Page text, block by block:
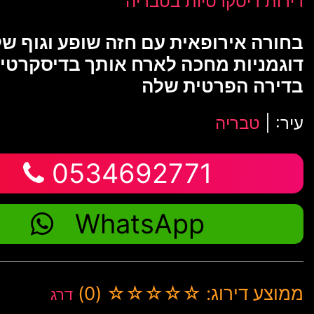
בחורה אירופאית עם חזה שופע וגוף
דוגמניות מחכה לארח אותך
בדירה הפרטית שלה
עיר: | טבריה
0534692771
WhatsApp
ממוצע דירוג: ☆☆☆☆☆ (0) דרג